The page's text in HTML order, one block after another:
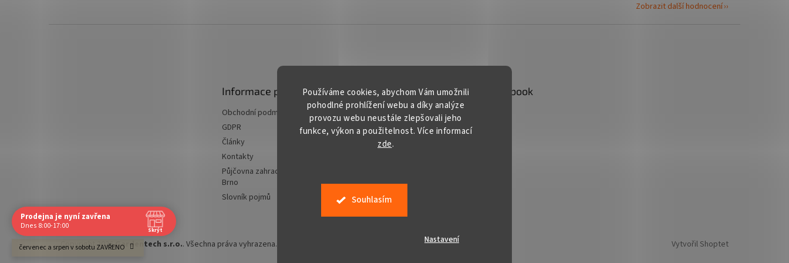
Používáme cookies, abychom Vám umožnili
pohodlné prohlížení webu a díky analýze
provozu webu neustále zlepšovali jeho
funkce, výkon a použitelnost. Více informací
zde.
Souhlasím
Nastavení
červenec a srpen v sobotu ZAVŘENO
Zobrazit další hodnocení
Informace pro vás
Obchodní podmínky
GDPR
Články
Kontakty
Půjčovna zahradní techniky
Brno
Slovník pojmů
Kontakt
prodej@ gardentech.cz
+420 548 531 294
+420 777 228 328
Facebook
Vytvořil Shoptet
Copyright 2026Gardentech s.r.o.. Všechna práva vyhrazena.
Prodejna je nyní zavřena
Dnes 8:00-17:00 Skrýt
Navštivte nás osobně
Čas
Po
8:00 - 17:00